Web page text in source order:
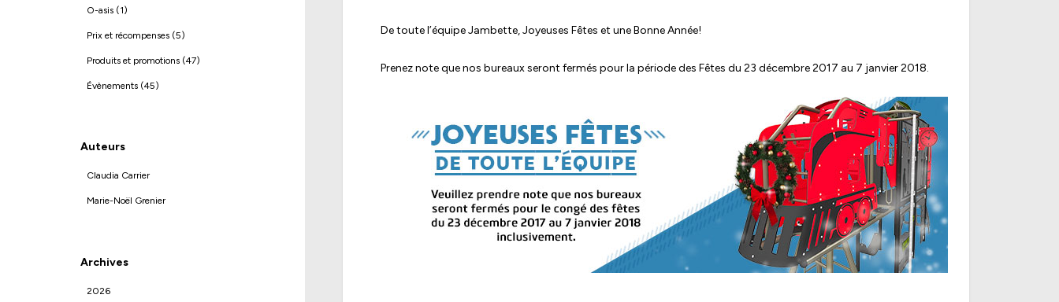
O-asis (1)
Prix et récompenses (5)
Produits et promotions (47)
Évènements (45)
Auteurs
Claudia Carrier
Marie-Noël Grenier
Archives
2026
De toute l’équipe Jambette, Joyeuses Fêtes et une Bonne Année!
Prenez note que nos bureaux seront fermés pour la période des Fêtes du 23 décembre 2017 au 7 janvier 2018.